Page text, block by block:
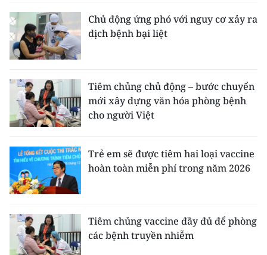
Media Du lịch
Media Thế giới
Media Giáo dục
Media Y tế
Media Khoa học - Công nghệ
Media Môi trường
Infographic
Chủ động ứng phó với nguy cơ xảy ra
dịch bệnh bại liệt
Tiêm chủng chủ động – bước chuyển
mới xây dựng văn hóa phòng bệnh
cho người Việt
Trẻ em sẽ được tiêm hai loại vaccine
hoàn toàn miễn phí trong năm 2026
Tiêm chủng vaccine đầy đủ để phòng
các bệnh truyền nhiễm